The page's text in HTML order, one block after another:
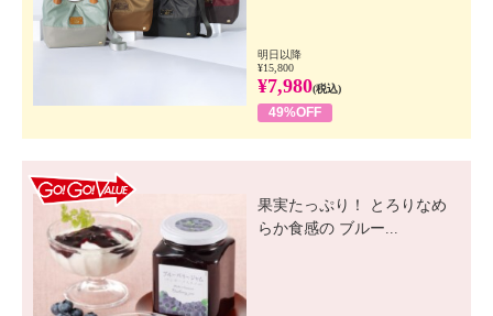
明日以降
¥15,800
¥7,980(税込)
49%OFF
果実たっぷり！ とろりなめ
らか食感の ブルー...